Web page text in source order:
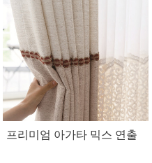
프리미엄 아가타 믹스 연출